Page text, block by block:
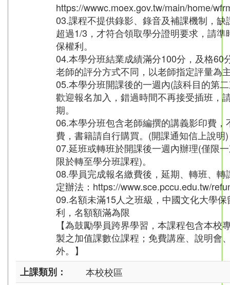
https://wwwc.moex.gov.tw/main/home/
03.課程不提供錄影、錄音及補課機制，缺
超過1/3，才符合領取學分證明要求，請準
保權利。
04.本學分班結業成績滿分100分，及格60
老師的評分方式不同，以老師指定評量為
05.本學分班開課後的一週內(該科目的第
歡迎報名加入，錯過時間不再接受插班，
期。
06.本學分班包含老師編撰的講義影印費，
費，書籍請自行購買。(開課通知信上說明)
07.延班或轉班於開課後一週內辦理(僅限
限於轉至學分班課程)。
08.學員完成報名繳費後，延期、轉班、轉
定辦法：https://www.sce.pccu.edu.tw/
09.名額未滿15人之班級，中國文化大學
利，名額額滿為限
【為鼓勵學員跨界學習，本課程包含本校
製之加值課數位課程；免費講座、說明會
外。】
上課類別：
本校校區